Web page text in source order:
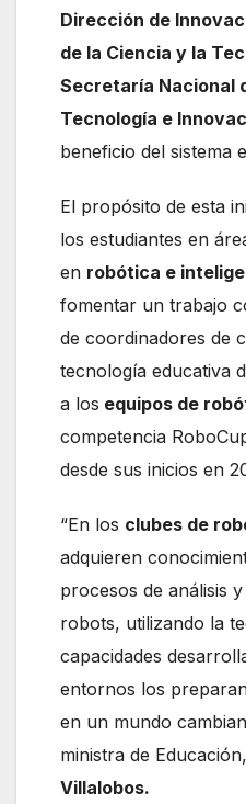
Dirección de
de la Ciencia y la
Secretaría Nacional
Tecnología e
beneficio del sistema
El propósito de esta
los estudiantes en
en robótica e
fomentar un trabajo
de coordinadores de
tecnología educativa
a los equipos de
competencia
desde sus inicios en
“En los clubes de
adquieren
procesos de análisis
robots, utilizando la
capacidades
entornos los
en un mundo
ministra de Educación,
Villalobos.